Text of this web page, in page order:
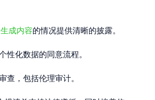
成内容的情况提供清晰的披露。
性化数据的同意流程。
查，包括伦理审计。